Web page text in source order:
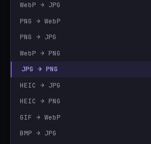
WebP → JPG
PNG → WebP
PNG → JPG
WebP → PNG
JPG → PNG
HEIC → JPG
HEIC → PNG
GIF → WebP
BMP → JPG